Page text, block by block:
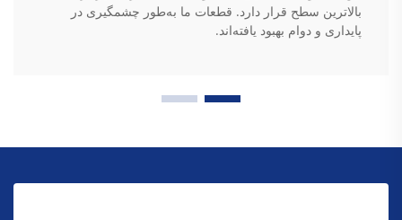
بالاترین سطح قرار دارد. قطعات ما به‌طور چشمگیری در
پایداری و دوام بهبود یافته‌اند.